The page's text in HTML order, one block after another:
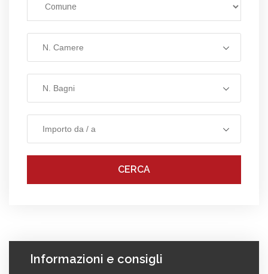
N. Camere
N. Bagni
Importo da / a
CERCA
Informazioni e consigli